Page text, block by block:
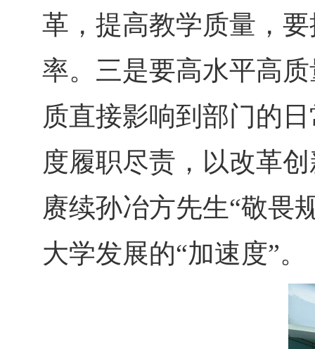
革，提高教学质量，
率。三是要高水平高
质直接影响到部门的
度履职尽责，以改革
赓续孙冶方先生“敬畏
大学发展的“加速度”。